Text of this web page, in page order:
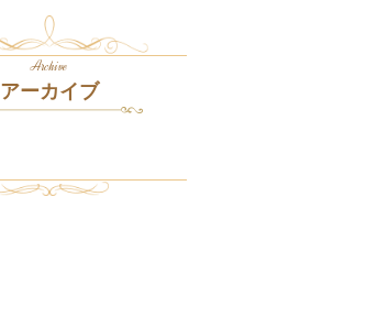
Archive
アーカイブ